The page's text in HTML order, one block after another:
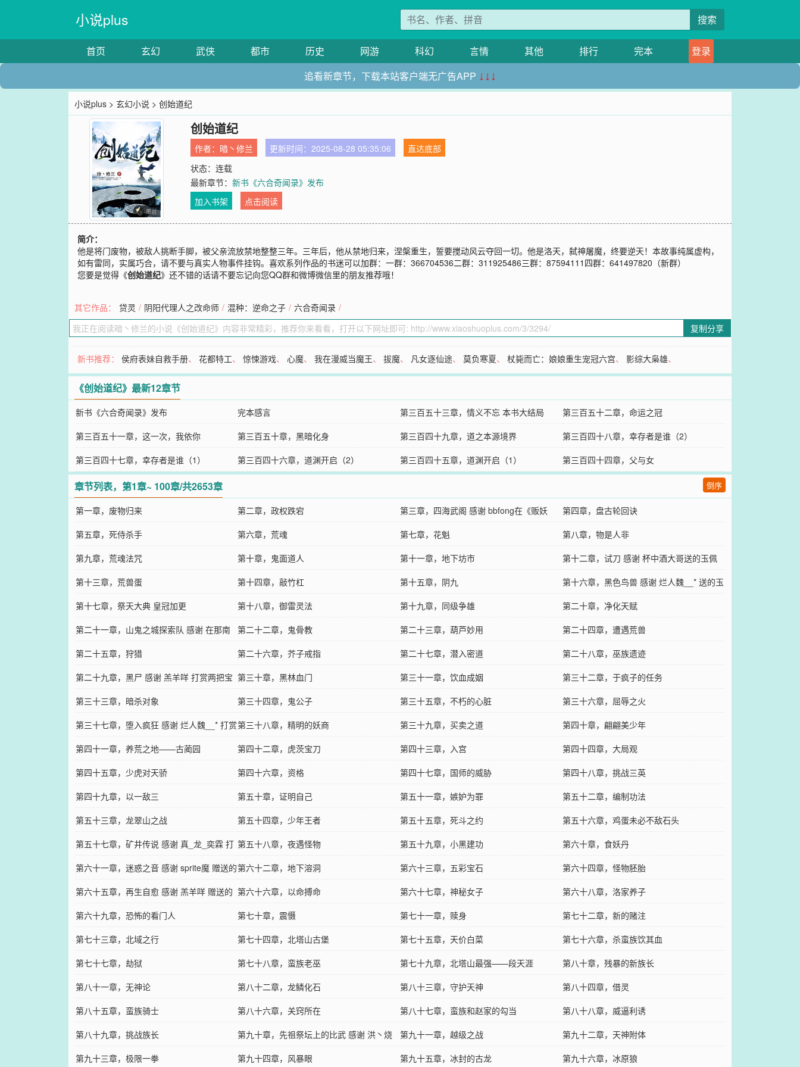
小说plus 搜索
首页 玄幻 武侠 都市 历史 网游 科幻 言情 其他 排行 完本
登录
追看新章节，下载本站客户端无广告APP ↓↓↓
小说plus >玄幻小说 > 创始道纪
创始道纪
作者： 暗丶修兰 更新时间：2025-08-28 05:35:06
直达底部
状态：连载
最新章节：新书《六合奇闻录》发布
加入书架
点击阅读
简介：
他是将门废物，被敌人挑断手脚，被父亲流放禁地整整三年。三年后，他从禁地归来，涅槃重生，誓要搅动风云夺回一切。他是洛天，弑神屠魔，终要逆天！本故事纯属虚构，
如有雷同，实属巧合，请不要与真实人物事件挂钩。喜欢系列作品的书迷可以加群：一群：366704536二群：311925486三群：87594111四群：641497820（新群）
您要是觉得《创始道纪》还不错的话请不要忘记向您QQ群和微博微信里的朋友推荐哦！
其它作品： 贷灵 / 阴阳代理人之改命师 / 混种：逆命之子 / 六合奇闻录 /
复制分享
新书推荐：侯府表妹自救手册、花都特工、惊悚游戏、心魔、我在漫威当魔王、拔魔、 凡女逐仙途、莫负寒夏、杖毙而亡：娘娘重生宠冠六宫、 影综大枭雄、
《创始道纪》最新12章节
新书《六合奇闻录》发布 完本感言 第三百五十三章，情义不忘 本书大结局
第三百五十二章，命运之冠
第三百五十一章，这一次，我依你
第三百五十章，黑暗化身 第三百四十九章，道之本源境界
第三百四十八章，幸存者是谁（2）
第三百四十七章，幸存者是谁（1）
第三百四十六章，道渊开启（2） 第三百四十五章，道渊开启（1） 第三百四十四章，父与女
章节列表，第1章~ 100章/共2653章 倒序
第一章，废物归来 第二章，政权跌宕
第三章，四海武阁 感谢 bbfong在《贩妖
记》打赏的玉佩
第四章，盘古轮回诀
第五章，死侍杀手
第六章，荒魂 第七章，花魁
第八章，物是人非
第九章，荒魂法咒
第十章，鬼面道人 第十一章，地下坊市
第十二章，试刀 感谢 杯中酒大哥送的玉佩
第十三章，荒兽蛋
第十四章，敲竹杠 第十五章，阴九
第十六章，黑色鸟兽 感谢 烂人魏__* 送的玉
佩
第十七章，祭天大典 皇冠加更 第十八章，御雷灵法 第十九章，同级争雄
第二十章，净化天赋
第二十一章，山鬼之城探索队 感谢 在那南
山坡上的追书 打赏皇冠
第二十二章，鬼骨教 第二十三章，葫芦妙用
第二十四章，遭遇荒兽
第二十五章，狩猎
第二十六章，芥子戒指 第二十七章，潜入密道
第二十八章，巫族遗迹
第二十九章，黑尸 感谢 羔羊咩 打赏两把宝
剑
第三十章，黑林血门 第三十一章，饮血成姻
第三十二章，于疯子的任务
第三十三章，暗杀对象
第三十四章，鬼公子 第三十五章，不朽的心脏
第三十六章，屈辱之火
第三十七章，堕入疯狂 感谢 烂人魏__* 打赏
玉佩
第三十八章，精明的妖商 第三十九章，买卖之道
第四十章，翩翩美少年
第四十一章，养荒之地——古蔺园
第四十二章，虎茨宝刀 第四十三章，入宫
第四十四章，大局观
第四十五章，少虎对天骄
第四十六章，资格 第四十七章，国师的威胁
第四十八章，挑战三英
第四十九章，以一敌三
第五十章，证明自己 第五十一章，嫉妒为罪
第五十二章，编制功法
第五十三章，龙翠山之战
第五十四章，少年王者 第五十五章，死斗之约
第五十六章，鸡蛋未必不敌石头
第五十七章，矿井传说 感谢 真_龙_奕霖 打
赏玉佩
第五十八章，夜遇怪物 第五十九章，小黑建功
第六十章，食妖丹
第六十一章，迷惑之音 感谢 sprite魔 赠送的
两个玉佩
第六十二章，地下溶洞 第六十三章，五彩宝石
第六十四章，怪物胚胎
第六十五章，再生自愈 感谢 羔羊咩 赠送的
玉佩
第六十六章，以命搏命 第六十七章，神秘女子
第六十八章，洛家养子
第六十九章，恐怖的看门人
第七十章，震慑 第七十一章，赎身
第七十二章，新的赌注
第七十三章，北域之行
第七十四章，北塔山古堡 第七十五章，天价白菜
第七十六章，杀蛮族饮其血
第七十七章，劫狱
第七十八章，蛮族老巫 第七十九章，北塔山最强——段天涯
第八十章，残暴的新族长
第八十一章，无神论
第八十二章，龙鳞化石 第八十三章，守护天神
第八十四章，借灵
第八十五章，蛮族骑士
第八十六章，关窍所在 第八十七章，蛮族和赵家的勾当
第八十八章，威逼利诱
第八十九章，挑战族长
第九十章，先祖祭坛上的比武 感谢 洪丶烧
肉 赠送的玉佩
第九十一章，越级之战
第九十二章，天神附体
第九十三章，极限一拳
第九十四章，风暴眼 第九十五章，冰封的古龙 第九十六章，冰原狼